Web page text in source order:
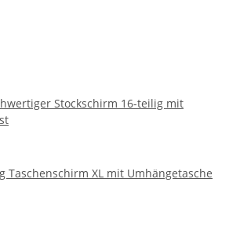
Stockschirm 16-teilig mit